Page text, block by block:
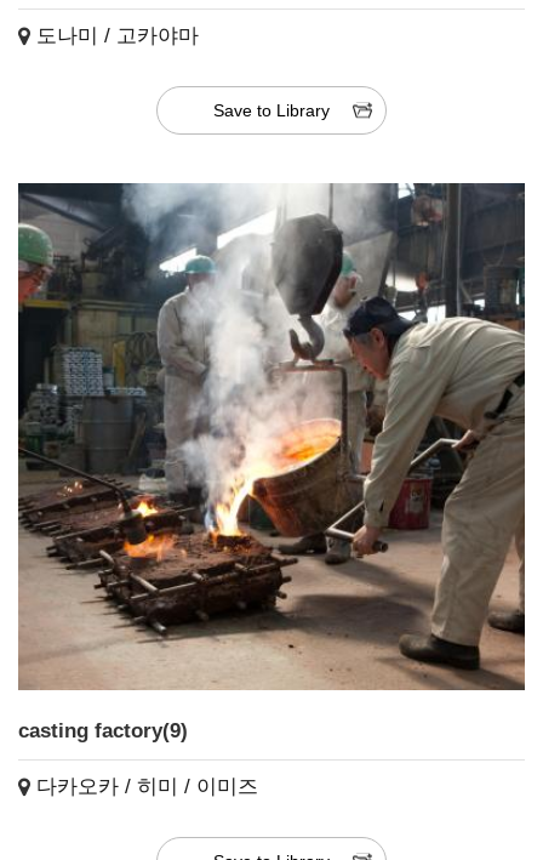
도나미 / 고카야마
Save to Library
casting factory(9)
다카오카 / 히미 / 이미즈